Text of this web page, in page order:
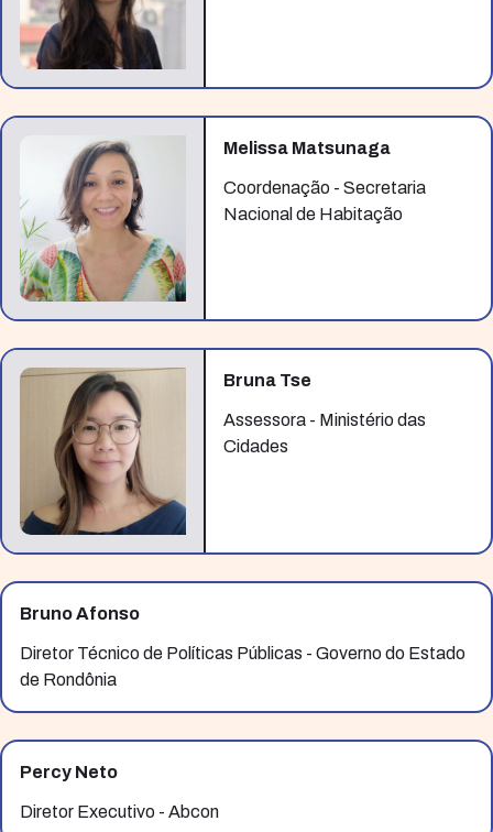
Melissa Matsunaga
Coordenação - Secretaria
Nacional de Habitação
Bruna Tse
Assessora - Ministério das
Cidades
Bruno Afonso
Diretor Técnico de Políticas Públicas - Governo do Estado
de Rondônia
Percy Neto
Diretor Executivo - Abcon